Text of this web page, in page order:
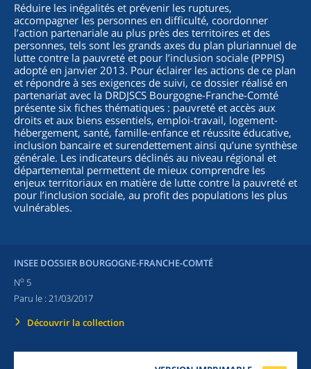
Réduire les inégalités et prévenir les ruptures,
accompagner les personnes en difficulté, coordonner
l’action partenariale au plus près des territoires et des
personnes, tels sont les grands axes du plan pluriannuel de
lutte contre la pauvreté et pour l’inclusion sociale (PPPIS)
adopté en janvier 2013. Pour éclairer les actions de ce plan
et répondre à ses exigences de suivi, ce dossier réalisé en
partenariat avec la DRDJSCS Bourgogne-Franche-Comté
présente six fiches thématiques : pauvreté et accès aux
droits et aux biens essentiels, emploi-travail, logement-
hébergement, santé, famille-enfance et réussite éducative,
inclusion bancaire et surendettement ainsi qu’une synthèse
générale. Les indicateurs déclinés au niveau régional et
départemental permettent de mieux comprendre les
enjeux territoriaux en matière de lutte contre la pauvreté et
pour l’inclusion sociale, au profit des populations les plus
vulnérables.
INSEE DOSSIER BOURGOGNE-FRANCHE-COMTÉ
No 5
Paru le : 21/03/2017
Découvrir la collection